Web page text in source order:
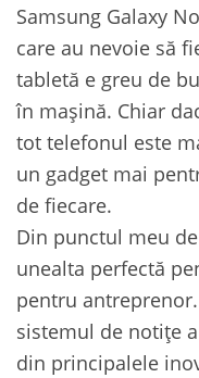
Samsung Galaxy
care au nevoie să
tabletă e greu de
în mașină. Chiar
tot telefonul este
un gadget mai
de fiecare.
Din punctul meu
unealta perfectă
pentru
sistemul de notițe
din principalele